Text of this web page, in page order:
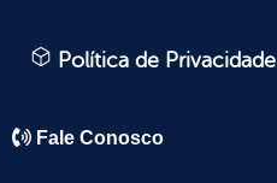
Política de Privacidade
Fale Conosco